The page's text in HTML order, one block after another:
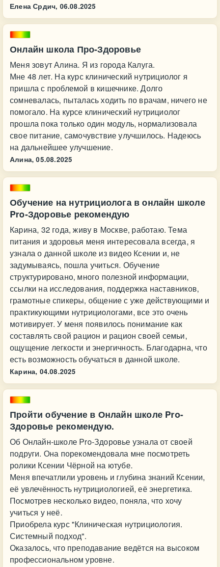
Елена Срдич, 06.08.2025
Онлайн школа Про-Здоровье
Меня зовут Алина. Я из города Калуга.
Мне 48 лет. На курс клинический нутрициолог я
пришла с проблемой в кишечнике. Долго
сомневалась, пыталась ходить по врачам, ничего не
помогало. На курсе клинический нутрициолог
прошла пока только один модуль, нормализовала
свое питание, самочувствие улучшилось. Надеюсь
на дальнейшее улучшение.
Алина, 05.08.2025
Обучение на нутрициолога в онлайн школе
Pro-Здоровье рекомендую
Карина, 32 года, живу в Москве, работаю. Тема
питания и здоровья меня интересовала всегда, я
узнала о данной школе из видео Ксении и, не
задумываясь, пошла учиться. Обучение
структурировано, много полезной информации,
ссылки на исследования, поддержка наставников,
грамотные спикеры, общение с уже действующими и
практикующими нутрициологами, все это очень
мотивирует. У меня появилось понимание как
составлять свой рацион и рацион своей семьи,
ощущение легкости и энергичность. Благодарна, что
есть возможность обучаться в данной школе.
Карина, 04.08.2025
Пройти обучение в Онлайн школе Pro-
Здоровье рекомендую.
Об Онлайн-школе Pro-Здоровье узнала от своей
подруги. Она порекомендовала мне посмотреть
ролики Ксении Чёрной на ютубе.
Меня впечатлили уровень и глубина знаний Ксении,
её увлечённость нутрициологией, её энергетика.
Посмотрев несколько видео, поняла, что хочу
учиться у неё.
Приобрела курс "Клиническая нутрициология.
Системный подход".
Оказалось, что преподавание ведётся на высоком
профессиональном уровне.